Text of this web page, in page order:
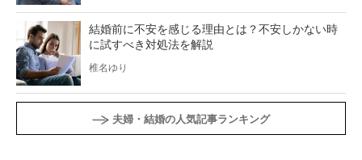
結婚前に不安を感じる理由とは？不安しかない時
に試すべき対処法を解説
椎名ゆり
夫婦・結婚の人気記事ランキング